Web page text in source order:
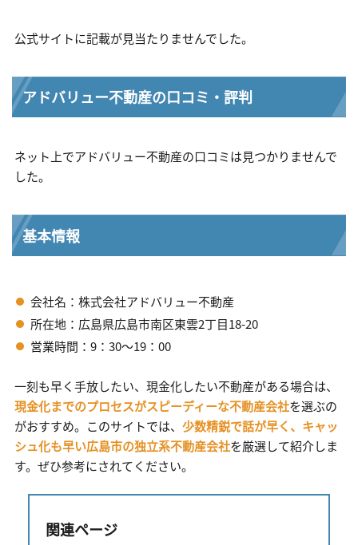
公式サイトに記載が見当たりませんでした。
アドバリュー不動産の口コミ・評判
ネット上でアドバリュー不動産の口コミは見つかりませんで
した。
基本情報
会社名：株式会社アドバリュー不動産
所在地：広島県広島市南区東雲2丁目18-20
営業時間：9：30～19：00
一刻も早く手放したい、現金化したい不動産がある場合は、
現金化までのプロセスがスピーディーな不動産会社を選ぶの
がおすすめ。このサイトでは、 少数精鋭で話が早く、キャッ
シュ化も早い広島市の独立系不動産会社を厳選して紹介しま
す。ぜひ参考にされてください。
関連ページ